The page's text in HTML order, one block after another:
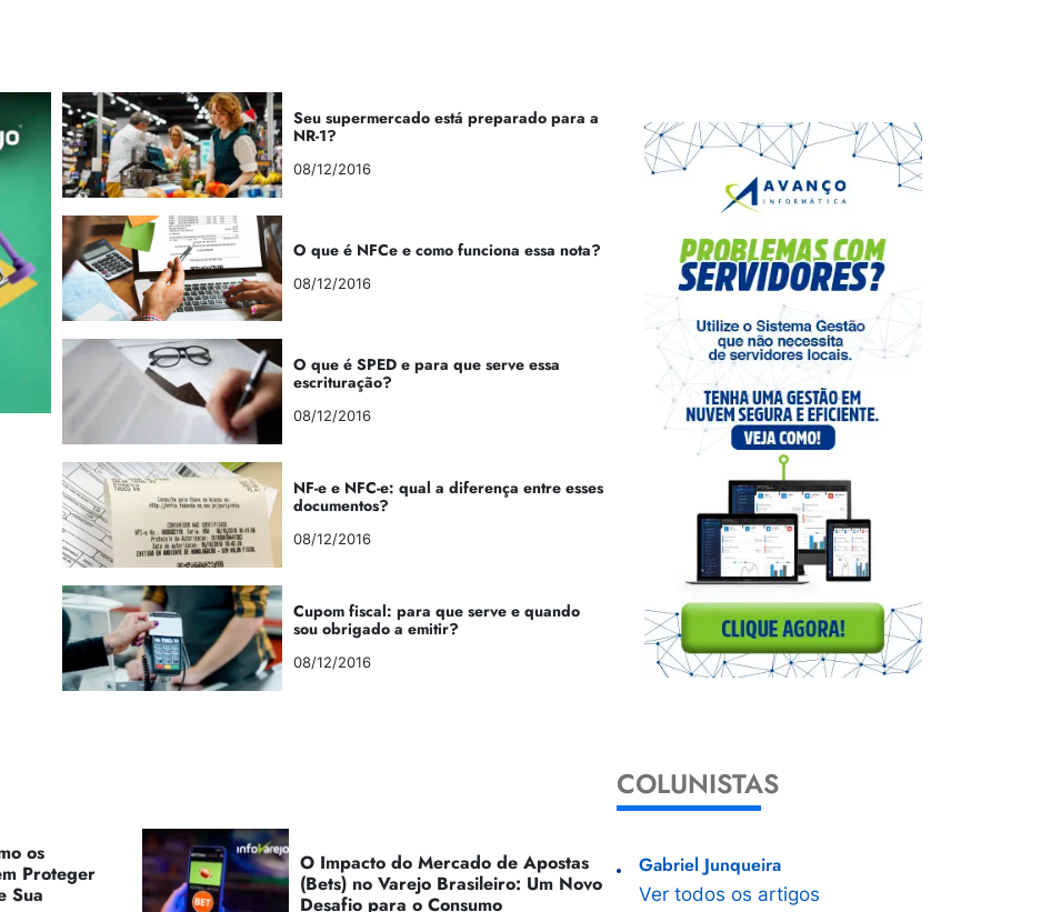
Seu supermercado está preparado para a
NR-1?
08/12/2016
O que é NFCe e como funciona essa nota?
08/12/2016
O que é SPED e para que serve essa
escrituração?
08/12/2016
NF-e e NFC-e: qual a diferença entre esses
documentos?
08/12/2016
Cupom fiscal: para que serve e quando
sou obrigado a emitir?
08/12/2016
os
Proteger
Sua
O Impacto do Mercado de Apostas
(Bets) no Varejo Brasileiro: Um Novo
Desafio para o Consumo
COLUNISTAS
Gabriel Junqueira
Ver todos os artigos